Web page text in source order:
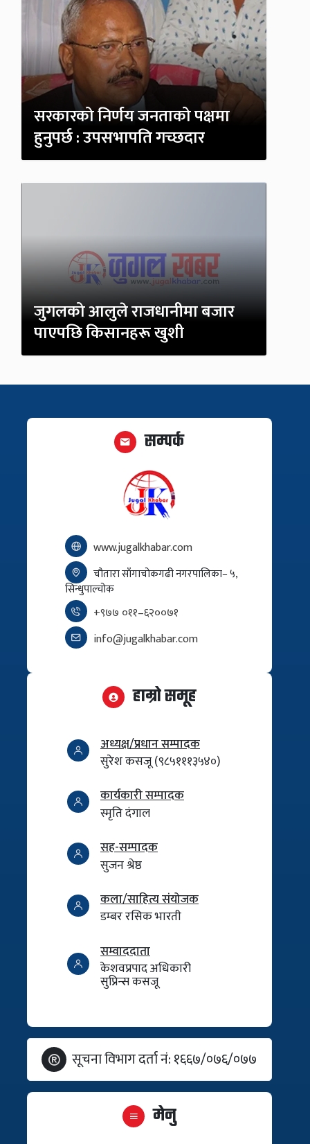
सरकारको निर्णय जनताको पक्षमा
हुनुपर्छ : उपसभापति गच्छदार
जुगलको आलुले राजधानीमा बजार
पाएपछि किसानहरू खुशी
सम्पर्क
www.jugalkhabar.com
चौतारा साँगाचोकगढी नगरपालिका– ५,
सिन्धुपाल्चोक
+९७७ ०११–६२००७१
info@jugalkhabar.com
हाम्रो समूह
अध्यक्ष/प्रधान सम्पादक
सुरेश कसजू (९८५१११३५४०)
कार्यकारी सम्पादक
स्मृति दंगाल
सह-सम्पादक
सुजन श्रेष्ठ
कला/साहित्य संयोजक
डम्बर रसिक भारती
सम्वाददाता
केशवप्रपाद अधिकारी
सुप्रिन्स कसजू
सूचना विभाग दर्ता नं: १६६७/०७६/०७७
मेनु